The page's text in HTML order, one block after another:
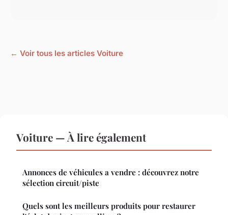
← Voir tous les articles Voiture
Voiture — À lire également
Annonces de véhicules a vendre : découvrez notre
sélection circuit/piste
Quels sont les meilleurs produits pour restaurer